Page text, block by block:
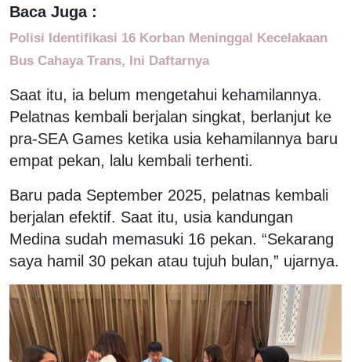
Baca Juga :
Polisi Identifikasi 16 Korban Meninggal Kecelakaan
Bus Cahaya Trans, Ini Daftarnya
Saat itu, ia belum mengetahui kehamilannya.
Pelatnas kembali berjalan singkat, berlanjut ke
pra-SEA Games ketika usia kehamilannya baru
empat pekan, lalu kembali terhenti.
Baru pada September 2025, pelatnas kembali
berjalan efektif. Saat itu, usia kandungan
Medina sudah memasuki 16 pekan. “Sekarang
saya hamil 30 pekan atau tujuh bulan,” ujarnya.